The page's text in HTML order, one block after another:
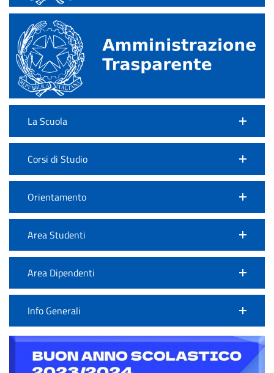
La Scuola
Corsi di Studio
Orientamento
Area Studenti
Area Dipendenti
Info Generali